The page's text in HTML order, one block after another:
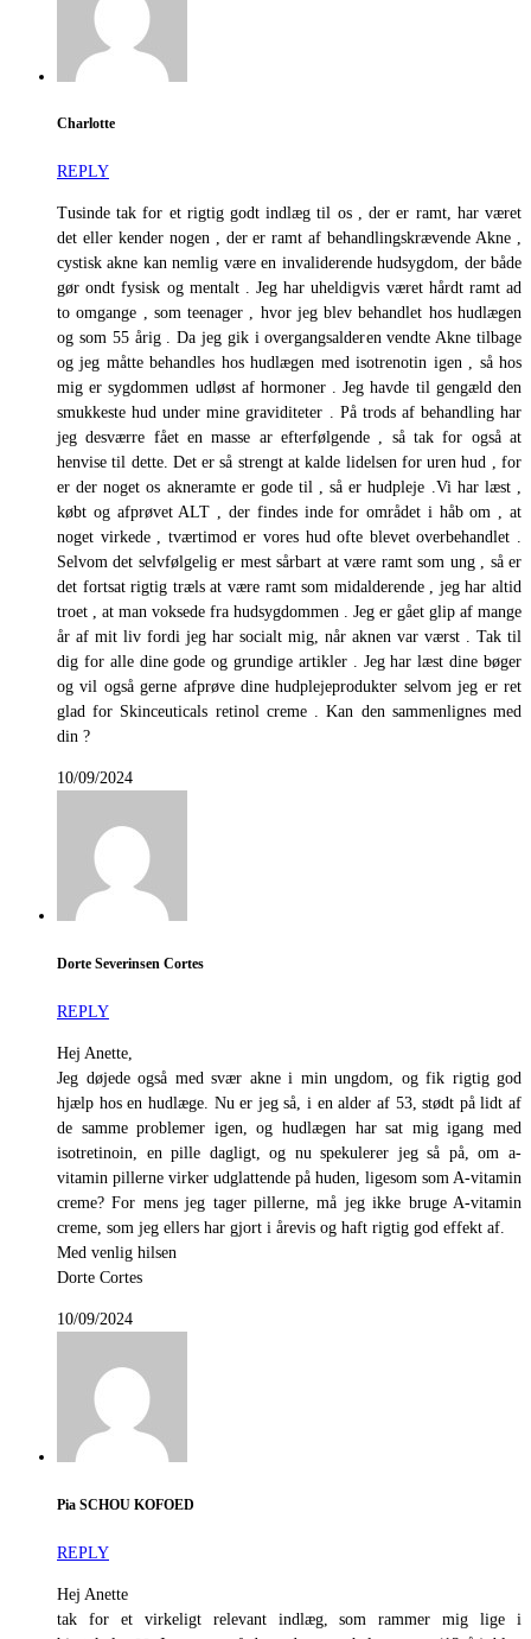
Charlotte
REPLY
Tusinde tak for et rigtig godt indlæg til os , der er ramt, har været
det eller kender nogen , der er ramt af behandlingskrævende Akne ,
cystisk akne kan nemlig være en invaliderende hudsygdom, der både
gør ondt fysisk og mentalt . Jeg har uheldigvis været hårdt ramt ad
to omgange , som teenager , hvor jeg blev behandlet hos hudlægen
og som 55 årig . Da jeg gik i overgangsalderen vendte Akne tilbage
og jeg måtte behandles hos hudlægen med isotrenotin igen , så hos
mig er sygdommen udløst af hormoner . Jeg havde til gengæld den
smukkeste hud under mine graviditeter . På trods af behandling har
jeg desværre fået en masse ar efterfølgende , så tak for også at
henvise til dette. Det er så strengt at kalde lidelsen for uren hud , for
er der noget os akneramte er gode til , så er hudpleje .Vi har læst ,
købt og afprøvet ALT , der findes inde for området i håb om , at
noget virkede , tværtimod er vores hud ofte blevet overbehandlet .
Selvom det selvfølgelig er mest sårbart at være ramt som ung , så er
det fortsat rigtig træls at være ramt som midalderende , jeg har altid
troet , at man voksede fra hudsygdommen . Jeg er gået glip af mange
år af mit liv fordi jeg har socialt mig, når aknen var værst . Tak til
dig for alle dine gode og grundige artikler . Jeg har læst dine bøger
og vil også gerne afprøve dine hudplejeprodukter selvom jeg er ret
glad for Skinceuticals retinol creme . Kan den sammenlignes med
din ?
10/09/2024
Dorte Severinsen Cortes
REPLY
Hej Anette,
Jeg døjede også med svær akne i min ungdom, og fik rigtig god
hjælp hos en hudlæge. Nu er jeg så, i en alder af 53, stødt på lidt af
de samme problemer igen, og hudlægen har sat mig igang med
isotretinoin, en pille dagligt, og nu spekulerer jeg så på, om a-
vitamin pillerne virker udglattende på huden, ligesom som A-vitamin
creme? For mens jeg tager pillerne, må jeg ikke bruge A-vitamin
creme, som jeg ellers har gjort i årevis og haft rigtig god effekt af.
Med venlig hilsen
Dorte Cortes
10/09/2024
Pia SCHOU KOFOED
REPLY
Hej Anette
tak for et virkeligt relevant indlæg, som rammer mig lige i